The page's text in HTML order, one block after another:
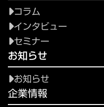
コラム
インタビュー
セミナー
お知らせ
お知らせ
企業情報